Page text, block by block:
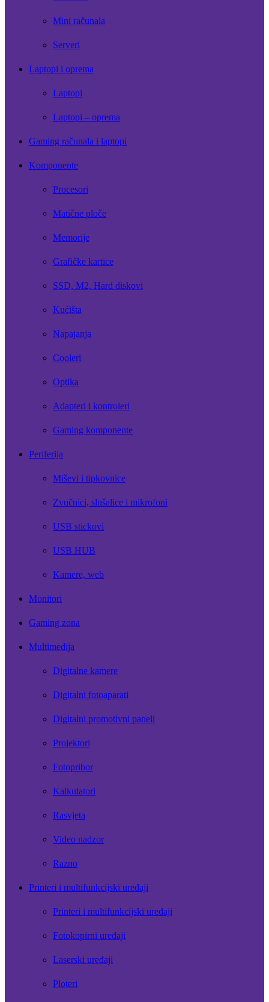
Mini računala
Serveri
Laptopi i oprema
Laptopi
Laptopi – oprema
Gaming računala i laptopi
Komponente
Procesori
Matične ploče
Memorije
Grafičke kartice
SSD, M2, Hard diskovi
Kućišta
Napajanja
Cooleri
Optika
Adapteri i kontroleri
Gaming komponente
Periferija
Miševi i tipkovnice
Zvučnici, slušalice i mikrofoni
USB stickovi
USB HUB
Kamere, web
Monitori
Gaming zona
Multimedija
Digitalne kamere
Digitalni fotoaparati
Digitalni promotivni paneli
Projektori
Fotopribor
Kalkulatori
Rasvjeta
Video nadzor
Razno
Printeri i multifunkcijski uređaji
Printeri i multifunkcijski uređaji
Fotokopirni uređaji
Laserski uređaji
Ploteri